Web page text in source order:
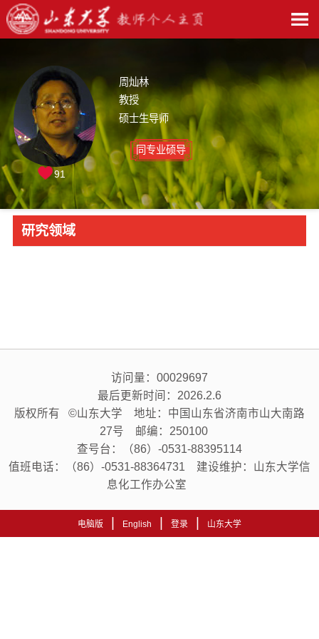
周灿林
教授
硕士生导师
同专业硕导
91
研究领域
访问量： 00029697
最后更新时间： 2026.2.6
版权所有 ©山东大学 地址：中国山东省济南市山大南路
27号 邮编：250100
查号台：（86）-0531-88395114
值班电话：（86）-0531-88364731 建设维护：山东大学信
息化工作办公室
电脑版 English 登录 山东大学